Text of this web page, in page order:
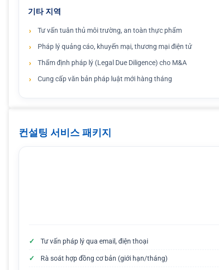
기타 지역
Tư vấn tuân thủ môi trường, an toàn thực phẩm
Pháp lý quảng cáo, khuyến mại, thương mại điện tử
Thẩm định pháp lý (Legal Due Diligence) cho M&A
Cung cấp văn bản pháp luật mới hàng tháng
컨설팅 서비스 패키지
Tư vấn pháp lý qua email, điện thoại
Rà soát hợp đồng cơ bản (giới hạn/tháng)